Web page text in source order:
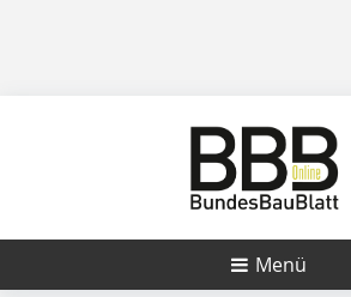
Menü